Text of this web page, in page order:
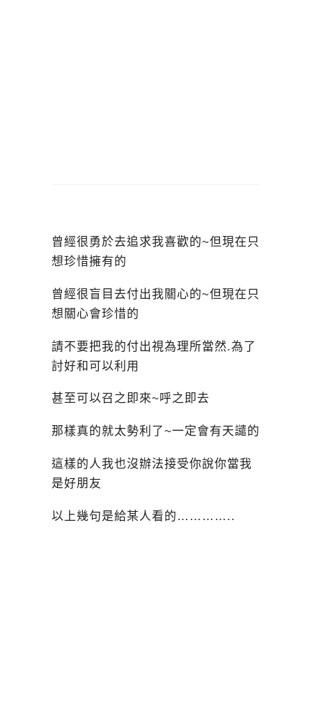
曾經很勇於去追求我喜歡的~但現在只
想珍惜擁有的
曾經很盲目去付出我關心的~但現在只
想關心會珍惜的
請不要把我的付出視為理所當然.為了
討好和可以利用
甚至可以召之即來~呼之即去
那樣真的就太勢利了~一定會有天譴的
這樣的人我也沒辦法接受你說你當我
是好朋友
以上幾句是給某人看的…………..